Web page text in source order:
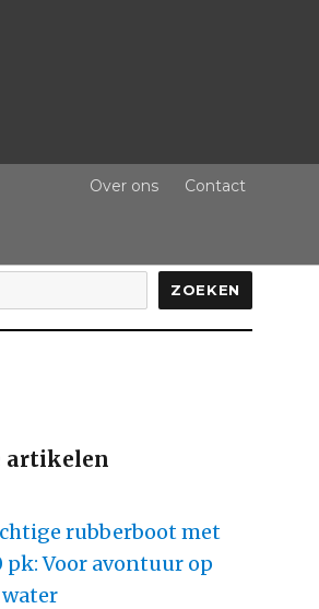
Over ons Contact
ZOEKEN
artikelen
rubberboot met
pk: Voor avontuur op